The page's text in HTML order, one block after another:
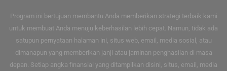
Program ini bertujuan membantu Anda memberikan strategi terbaik kami
untuk membuat Anda menuju keberhasilan lebih cepat. Namun, tidak ada
satupun pernyataan halaman ini, situs web, email, media sosial, atau
dimanapun yang memberikan janji atau jaminan penghasilan di masa
depan. Setiap angka finansial yang ditampilkan disini, situs, email, media